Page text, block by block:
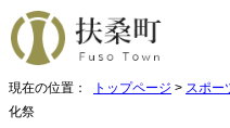
現在の位置： トップページ > スポー
化祭